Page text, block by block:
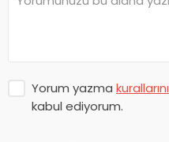
Yorum yazma kurallarını
kabul ediyorum.